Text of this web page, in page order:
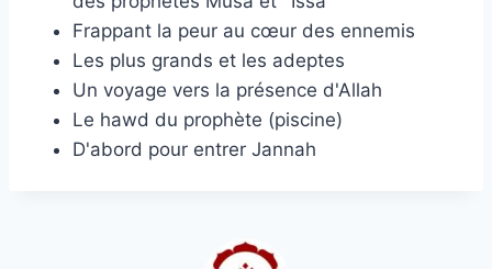
Frappant la peur au cœur des ennemis
Les plus grands et les adeptes
Un voyage vers la présence d'Allah
Le hawd du prophète (piscine)
D'abord pour entrer Jannah